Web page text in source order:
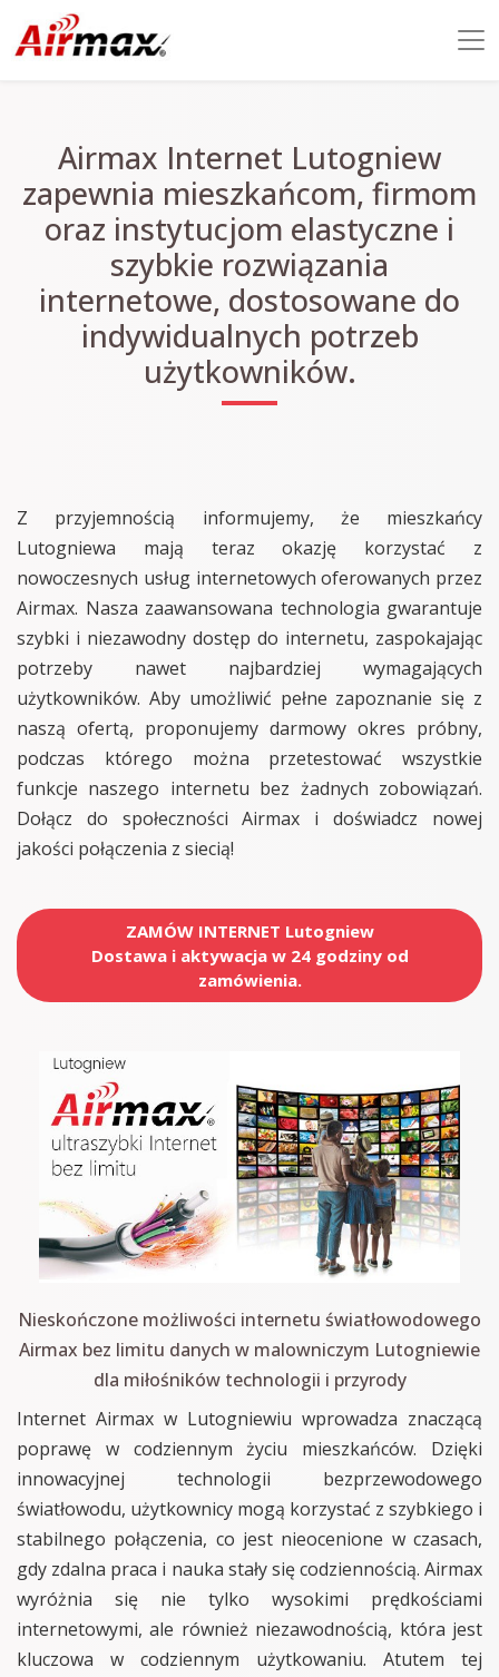
Airmax Internet Lutogniew
zapewnia mieszkańcom, firmom
oraz instytucjom elastyczne i
szybkie rozwiązania
internetowe, dostosowane do
indywidualnych potrzeb
użytkowników.
Z przyjemnością informujemy, że mieszkańcy
Lutogniewa mają teraz okazję korzystać z
nowoczesnych usług internetowych oferowanych przez
Airmax. Nasza zaawansowana technologia gwarantuje
szybki i niezawodny dostęp do internetu, zaspokajając
potrzeby nawet najbardziej wymagających
użytkowników. Aby umożliwić pełne zapoznanie się z
naszą ofertą, proponujemy darmowy okres próbny,
podczas którego można przetestować wszystkie
funkcje naszego internetu bez żadnych zobowiązań.
Dołącz do społeczności Airmax i doświadcz nowej
jakości połączenia z siecią!
ZAMÓW INTERNET Lutogniew
Dostawa i aktywacja w 24 godziny od
zamówienia.
Nieskończone możliwości internetu światłowodowego
Airmax bez limitu danych w malowniczym Lutogniewie
dla miłośników technologii i przyrody
Internet Airmax w Lutogniewiu wprowadza znaczącą
poprawę w codziennym życiu mieszkańców. Dzięki
innowacyjnej technologii bezprzewodowego
światłowodu, użytkownicy mogą korzystać z szybkiego i
stabilnego połączenia, co jest nieocenione w czasach,
gdy zdalna praca i nauka stały się codziennością. Airmax
wyróżnia się nie tylko wysokimi prędkościami
internetowymi, ale również niezawodnością, która jest
kluczowa w codziennym użytkowaniu. Atutem tej